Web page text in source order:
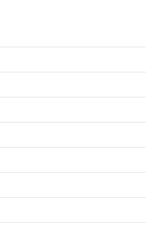
जाएगी एल्बेंडाजोल
विष्णुदेव साय के नेतृत्व
को बड़ी उपलब्धि